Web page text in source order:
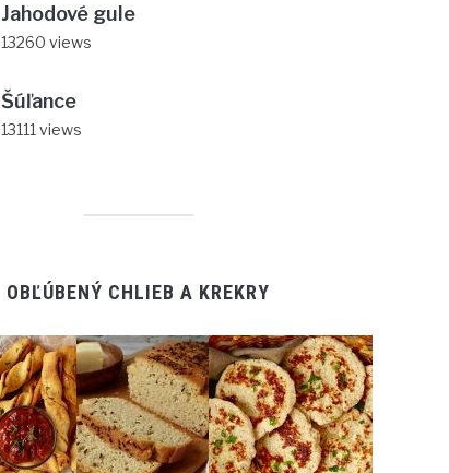
Jahodové gule
13260 views
Šúľance
13111 views
OBĽÚBENÝ CHLIEB A KREKRY